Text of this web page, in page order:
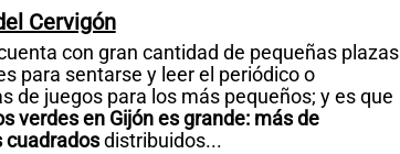
Cervigón
con gran cantidad de pequeñas plazas
para sentarse y leer el periódico o
de juegos para los más pequeños; y es que
verdes en Gijón es grande: más de
cuadradosdistribuidos...